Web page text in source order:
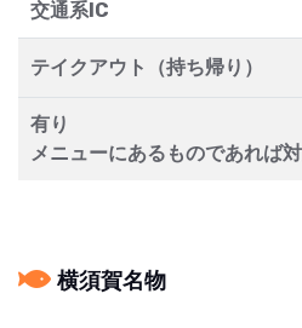
交通系IC
テイクアウト（持ち帰り）
有り
メニューにあるものであれば対
横須賀名物